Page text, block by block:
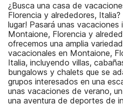
¿Busca una casa de
Florencia y alrededores, Italia?
lugar! Pasará unas vacaciones
Montaione, Florencia y
ofrecemos una amplia
vacacionales en Montaione,
Italia, incluyendo villas,
bungalows y chalets que se
grupos interesados en una
unas vacaciones de verano,
una aventura de deportes de